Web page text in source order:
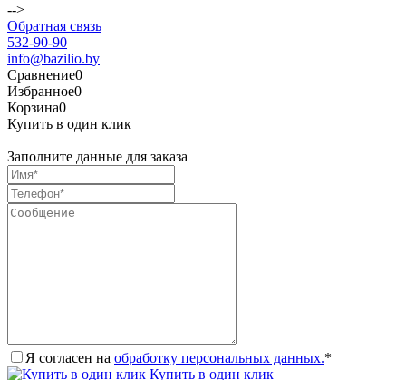
-->
Обратная связь
532-90-90
info@bazilio.by
Сравнение0
Избранное0
Корзина0
Купить в один клик
Заполните данные для заказа
Я согласен на обработку персональных данных.*
Купить в один клик